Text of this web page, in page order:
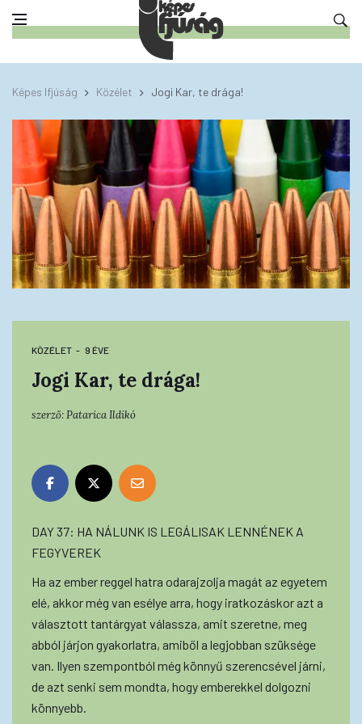
Képes Ifjúság Közélet Jogi Kar, te drága!
KÖZÉLET 9 ÉVE
Jogi Kar, te drága!
szerző:Patarica Ildikó
DAY 37: HA NÁLUNK IS LEGÁLISAK LENNÉNEK A
FEGYVEREK
Ha az ember reggel hatra odarajzolja magát az egyetem
elé, akkor még van esélye arra, hogy iratkozáskor azt a
választott tantárgyat válassza, amit szeretne, meg
abból járjon gyakorlatra, amiből a legjobban szüksége
van. Ilyen szempontból még könnyű szerencsével járni,
de azt senki sem mondta, hogy emberekkel dolgozni
könnyebb.